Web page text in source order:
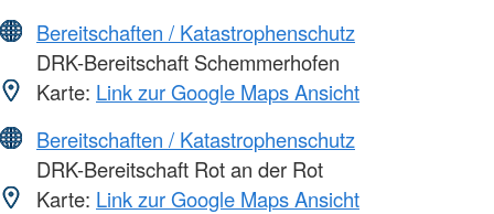
Bereitschaften / Katastrophenschutz
DRK-Bereitschaft Schemmerhofen
Karte: Link zur Google Maps Ansicht
Bereitschaften / Katastrophenschutz
DRK-Bereitschaft Rot an der Rot
Karte: Link zur Google Maps Ansicht